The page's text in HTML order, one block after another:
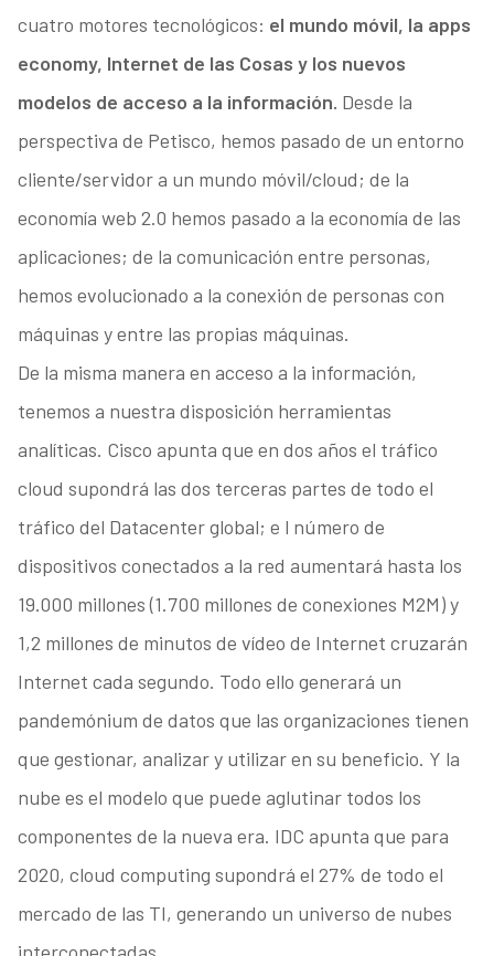
cuatro motores tecnológicos: el mundo móvil, la apps
economy, Internet de las Cosas y los nuevos
modelos de acceso a la información. Desde la
perspectiva de Petisco, hemos pasado de un entorno
cliente/servidor a un mundo móvil/cloud; de la
economía web 2.0 hemos pasado a la economía de las
aplicaciones; de la comunicación entre personas,
hemos evolucionado a la conexión de personas con
máquinas y entre las propias máquinas.
De la misma manera en acceso a la información,
tenemos a nuestra disposición herramientas
analíticas. Cisco apunta que en dos años el tráfico
cloud supondrá las dos terceras partes de todo el
tráfico del Datacenter global; e l número de
dispositivos conectados a la red aumentará hasta los
19.000 millones (1.700 millones de conexiones M2M) y
1,2 millones de minutos de vídeo de Internet cruzarán
Internet cada segundo. Todo ello generará un
pandemónium de datos que las organizaciones tienen
que gestionar, analizar y utilizar en su beneficio. Y la
nube es el modelo que puede aglutinar todos los
componentes de la nueva era. IDC apunta que para
2020, cloud computing supondrá el 27% de todo el
mercado de las TI, generando un universo de nubes